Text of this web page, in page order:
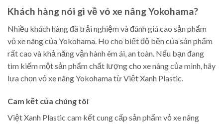
Khách hàng nói gì về vỏ xe nâng Yokohama?
Nhiều khách hàng đã trải nghiệm và đánh giá cao sản phẩm
vỏ xe nâng của Yokohama. Họ cho biết độ bền của sản phẩm
rất cao và khả năng vận hành êm ái, an toàn. Nếu bạn đang
tìm kiếm một sản phẩm chất lượng cho xe nâng của mình, hãy
lựa chọn vỏ xe nâng Yokohama từ Việt Xanh Plastic.
Cam kết của chúng tôi
Việt Xanh Plastic cam kết cung cấp sản phẩm vỏ xe nâng